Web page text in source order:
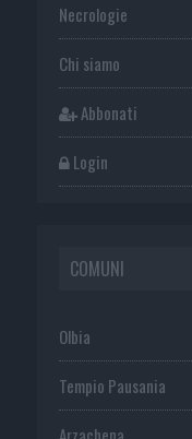
Necrologie
Chi siamo
Abbonati
Login
COMUNI
Olbia
Tempio Pausania